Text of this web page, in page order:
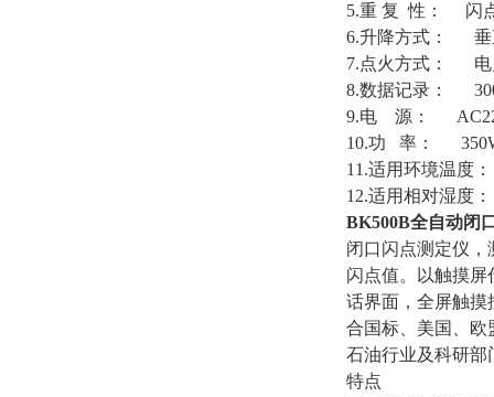
5.重 复 性： 闪
6.升降方式： 垂
7.点火方式：
8.数据记录：
9.电 源：
10.功 率：
11.适用环境温度
12.适用相对湿度：
BK500B全自动闭
闭口闪点测定仪
闪点值。以触摸
话界面，全屏触摸
合国标、美国、欧
石油行业及科研部
特点